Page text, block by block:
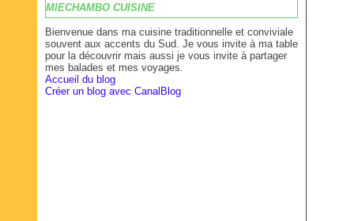
MIECHAMBO CUISINE
Bienvenue dans ma cuisine traditionnelle et conviviale
souvent aux accents du Sud. Je vous invite à ma table
pour la découvrir mais aussi je vous invite à partager
mes balades et mes voyages.
Accueil du blog
Créer un blog avec CanalBlog